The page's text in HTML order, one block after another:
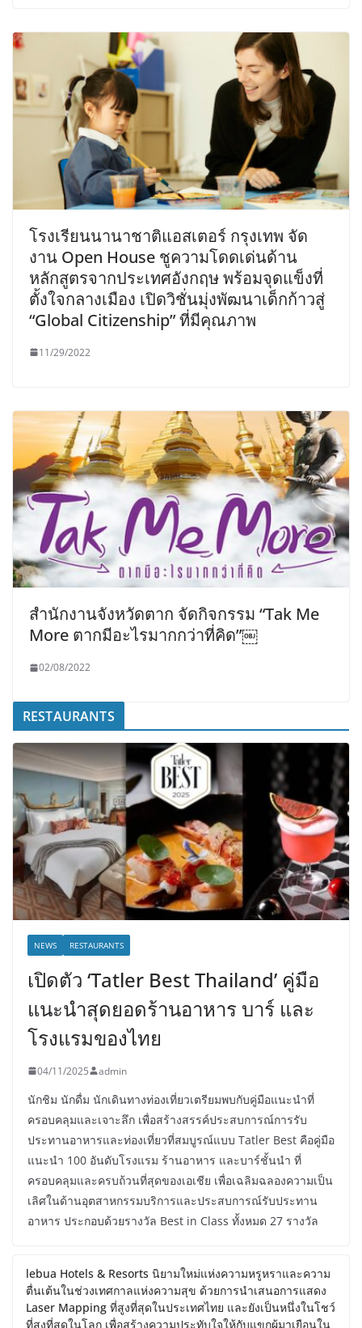
โรงเรียนนานาชาติแอสเตอร์ กรุงเทพ จัด
งาน Open House ชูความโดดเด่นด้าน
หลักสูตรจากประเทศอังกฤษ พร้อมจุดแข็งที่
ตั้งใจกลางเมือง เปิดวิชั่นมุ่งพัฒนาเด็กก้าวสู่
“Global Citizenship” ที่มีคุณภาพ
11/29/2022
สำนักงานจังหวัดตาก จัดกิจกรรม “Tak Me
More ตากมีอะไรมากกว่าที่คิด”￼
02/08/2022
RESTAURANTS
NEWS RESTAURANTS
เปิดตัว ‘Tatler Best Thailand’ คู่มือ
แนะนำสุดยอดร้านอาหาร บาร์ และ
โรงแรมของไทย
04/11/2025 admin
นักชิม นักดื่ม นักเดินทางท่องเที่ยวเตรียมพบกับคู่มือแนะนำที่
ครอบคลุมและเจาะลึก เพื่อสร้างสรรค์ประสบการณ์การรับ
ประทานอาหารและท่องเที่ยวที่สมบูรณ์แบบ Tatler Best คือคู่มือ
แนะนำ 100 อันดับโรงแรม ร้านอาหาร และบาร์ชั้นนำ ที่
ครอบคลุมและครบถ้วนที่สุดของเอเชีย เพื่อเฉลิมฉลองความเป็น
เลิศในด้านอุตสาหกรรมบริการและประสบการณ์รับประทาน
อาหาร ประกอบด้วยรางวัล Best in Class ทั้งหมด 27 รางวัล
lebua Hotels & Resorts นิยามใหม่แห่งความหรูหราและความ
ตื่นเต้นในช่วงเทศกาลแห่งความสุข ด้วยการนำเสนอการแสดง
Laser Mapping ที่สูงที่สุดในประเทศไทย และยังเป็นหนึ่งในโชว์
ที่สูงที่สุดในโลก เพื่อสร้างความประทับใจให้กับแขกผู้มาเยือนใน